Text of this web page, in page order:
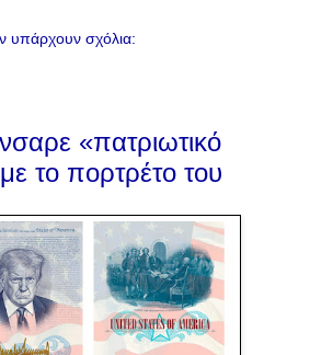
υπάρχουν σχόλια:
«πατριωτικό
το πορτρέτο του